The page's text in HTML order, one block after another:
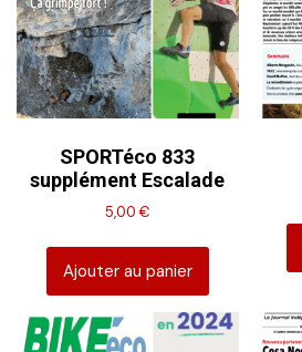
SPORTéco 833
supplément Escalade
5,00€
Ajouter au panier